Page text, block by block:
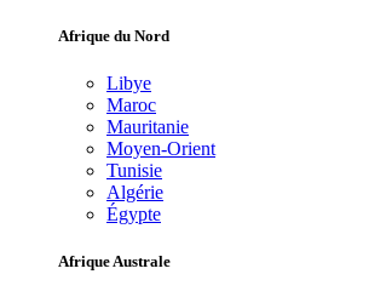
Afrique du Nord
Libye
Maroc
Mauritanie
Moyen-Orient
Tunisie
Algérie
Égypte
Afrique Australe